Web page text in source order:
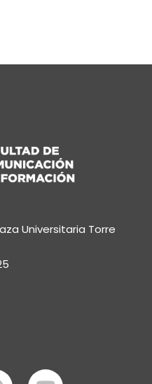
Universitaria Torre